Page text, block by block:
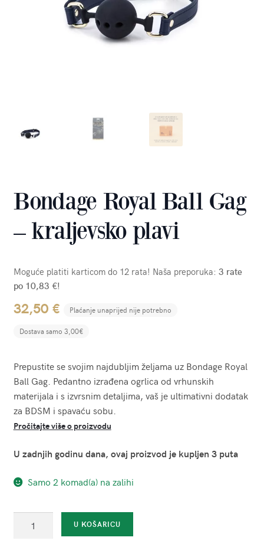
Bondage Royal Ball Gag
– kraljevsko plavi
Moguće platiti karticom do 12 rata! Naša preporuka: 3 rate
po 10,83 €!
32,50 € Plaćanje unaprijed nije potrebno
Dostava samo 3,00€
Prepustite se svojim najdubljim željama uz Bondage Royal
Ball Gag. Pedantno izrađena ogrlica od vrhunskih
materijala i s izvrsnim detaljima, vaš je ultimativni dodatak
za BDSM i spavaću sobu.
Pročitajte više o proizvodu
U zadnjih godinu dana, ovaj proizvod je kupljen 3 puta
Samo 2 komad(a) na zalihi
Royal
U KOŠARICU